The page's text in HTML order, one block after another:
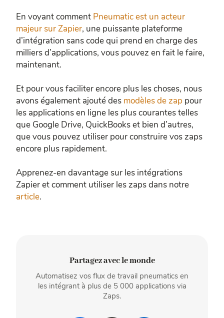
En voyant comment Pneumatic est un acteur
majeur sur Zapier, une puissante plateforme
d’intégration sans code qui prend en charge des
milliers d’applications, vous pouvez en fait le faire,
maintenant.
Et pour vous faciliter encore plus les choses, nous
avons également ajouté des modèles de zap pour
les applications en ligne les plus courantes telles
que Google Drive, QuickBooks et bien d’autres,
que vous pouvez utiliser pour construire vos zaps
encore plus rapidement.
Apprenez-en davantage sur les intégrations
Zapier et comment utiliser les zaps dans notre
article.
Partagez avec le monde
Automatisez vos flux de travail pneumatics en
les intégrant à plus de 5 000 applications via
Zaps.